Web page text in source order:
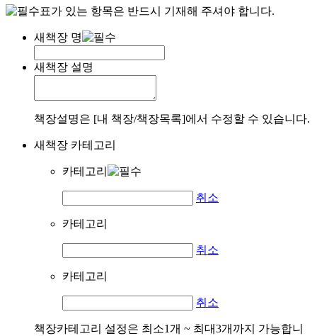
표가 있는 항목은 반드시 기재해 주셔야 합니다.
새책장 명
새책장 설명
책장설명은 [내 책장/책장목록]에서 수정할 수 있습니다.
새책장 카테고리
카테고리
취소
카테고리
취소
카테고리
취소
책장카테고리 설정은 최소1개 ~ 최대3개까지 가능합니